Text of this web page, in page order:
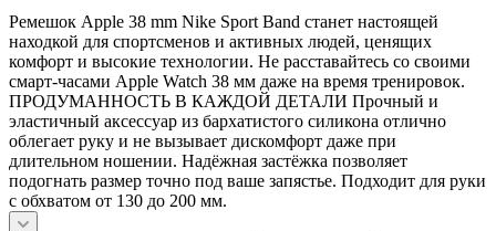
Ремешок Apple 38 mm Nike Sport Band станет настоящей
находкой для спортсменов и активных людей, ценящих
комфорт и высокие технологии. Не расставайтесь со своими
смарт-часами Apple Watch 38 мм даже на время тренировок.
ПРОДУМАННОСТЬ В КАЖДОЙ ДЕТАЛИ Прочный и
эластичный аксессуар из бархатистого силикона отлично
облегает руку и не вызывает дискомфорт даже при
длительном ношении. Надёжная застёжка позволяет
подогнать размер точно под ваше запястье. Подходит для руки
с обхватом от 130 до 200 мм.